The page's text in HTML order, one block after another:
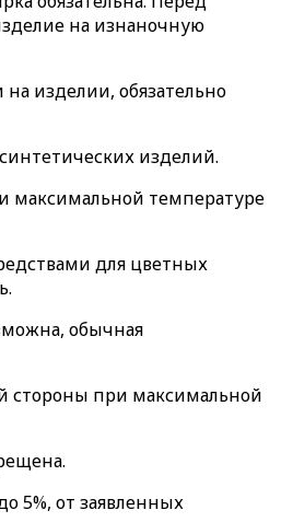
на изнаночную
изделии, обязательно
изделий.
максимальной температуре
для цветных
обычная
стороны при максимальной
5%, от заявленных